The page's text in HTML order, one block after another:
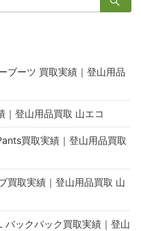
ブーツ 買取実績｜登山用品
｜登山用品買取 山エコ
買取実績｜登山用品買取
買取実績｜登山用品買取 山
ックパック買取実績｜登山